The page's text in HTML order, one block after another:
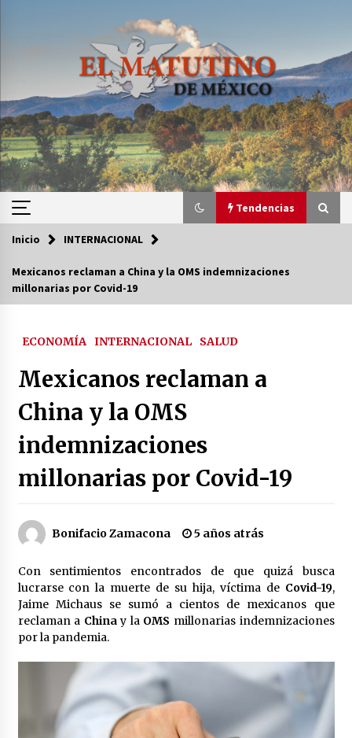
Tendencias
Tendencias
Héctor Díaz-Polanco renuncia a la presidencia
de Morena en la CDMX
SMN alerta por lluvias intensas, granizo y calor
extremo en gran parte de México
3 semanas atrás
3 semanas atrás
Detienen a funcionario por presunto homicidio
del periodista Josué Martínez
3 semanas atrás
y acciones en 20 estados
2 meses atrás
Laura Itzel Castillo será la nueva secretaria de
las Mujeres, anuncia Sheinbaum
Inicio INTERNACIONAL
Mexicanos reclaman a China y la OMS indemnizaciones
millonarias por Covid-19
ECONOMÍA INTERNACIONAL SALUD
Mexicanos reclaman a
China y la OMS
indemnizaciones
millonarias por Covid-19
Bonifacio Zamacona 5 años atrás
Con sentimientos encontrados de que quizá busca
lucrarse con la muerte de su hija, víctima de Covid-19,
Jaime Michaus se sumó a cientos de mexicanos que
reclaman a Chinay la OMS millonarias indemnizaciones
por la pandemia.